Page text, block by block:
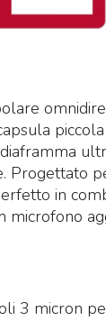
piccola
Progettato
in
microfono
3 micron
Midas M32 Live
Bundle
Set composto
Midas M32
Teknik
Midas DL32